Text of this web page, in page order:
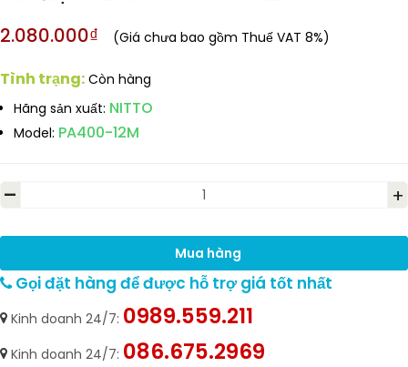
2.080.000₫ (Giá chưa bao gồm Thuế VAT 8%)
Tình trạng: Còn hàng
Hãng sản xuất: NITTO
Model: PA400-12M
- +
Mua hàng
Gọi đặt hàng để được hỗ trợ giá tốt nhất
Kinh doanh 24/7: 0989.559.211
Kinh doanh 24/7: 086.675.2969